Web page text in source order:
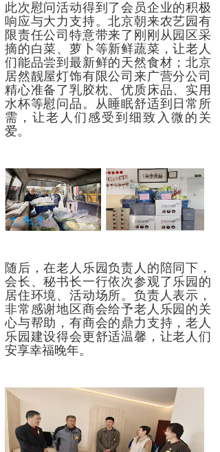
此次慰问活动得到了会员企业的积极
响应与大力支持。北京朝来农艺园有
限责任公司特意带来了刚刚从园区采
摘的白菜、萝卜等新鲜蔬菜，让老人
们能品尝到最新鲜的天然食材；北京
居然靓屋灯饰有限公司来广营分公司
精心准备了乳胶枕、优质床品、实用
水杯等慰问品。从睡眠舒适到日常所
需，让老人们感受到细致入微的关
爱。
随后，在老人乐园负责人的陪同下，
会长、秘书长一行依次参观了乐园的
居住环境、活动场所。负责人表示，
非常感谢地区商会给予老人乐园的关
心与帮助，有商会的鼎力支持，老人
乐园建设得会更舒适温馨，让老人们
安享幸福晚年。